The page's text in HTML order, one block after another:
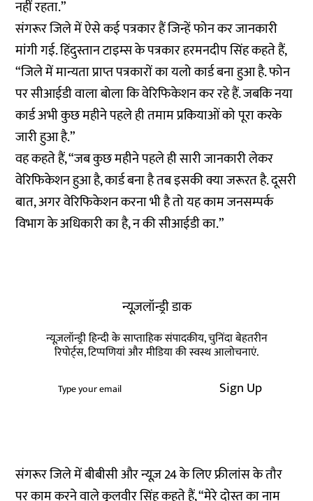
नहीं रहता.”
संगरूर जिले में ऐसे कई पत्रकार हैं जिन्हें फोन कर जानकारी
मांगी गई. हिंदुस्तान टाइम्स के पत्रकार हरमनदीप सिंह कहते हैं,
“जिले में मान्यता प्राप्त पत्रकारों का यलो कार्ड बना हुआ है. फोन
पर सीआईडी वाला बोला कि वेरिफिकेशन कर रहे हैं. जबकि नया
कार्ड अभी कुछ महीने पहले ही तमाम प्रकियाओं को पूरा करके
जारी हुआ है.”
वह कहते हैं, “जब कुछ महीने पहले ही सारी जानकारी लेकर
वेरिफिकेशन हुआ है, कार्ड बना है तब इसकी क्या जरूरत है. दूसरी
बात, अगर वेरिफिकेशन करना भी है तो यह काम जनसम्पर्क
विभाग के अधिकारी का है, न की सीआईडी का.”
न्यूज़लॉन्ड्री डाक
न्यूज़लॉन्ड्री हिन्दी के साप्ताहिक संपादकीय, चुनिंदा बेहतरीन
रिपोर्ट्स, टिप्पणियां और मीडिया की स्वस्थ आलोचनाएं.
Sign Up
संगरूर जिले में बीबीसी और न्यूज़ 24 के लिए फ्रीलांस के तौर
पर काम करने वाले कुलवीर सिंह कहते हैं, “मेरे दोस्त का नाम